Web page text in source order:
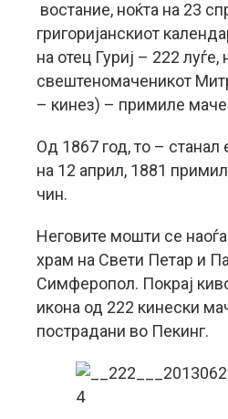
востание, ноќта на 23
григоријанскиот
на отец Гуриј – 222 луѓе,
свештеномаченикот
– кинез) – примиле
Од 1867 год, то – станал
на 12 април, 1881
чин.
Неговите мошти се
храм на Свети Петар и
Симферопол. Покрај
икона од 222 кинески
пострадани во Пекинг.